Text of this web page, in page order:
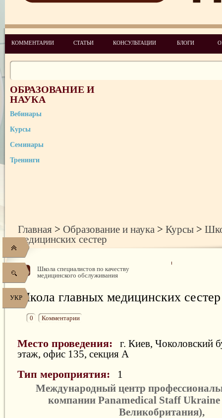
УКР
КОММЕНТАРИИ СТАТЬИ КОНСУЛЬТАЦИИ БЛОГИ
Школа администраторов медицинских (оздоровительных)
Школа специалистов по качеству медицинского обслуживания
Школа главных медицинских сестер
ОБРАЗОВАНИЕ И
НАУКА
Вебинары
Курсы
Семинары
Тренинги
Главная > Образование и наука > Курсы >
медицинских сестер
Школа специалистов по качеству
медицинского обслуживания
Школа главных медицинских сестер
0 Комментарии
Место проведения: г. Киев, Чоколовский
этаж, офис 135, секция А
Тип мероприятия: 1
Международный центр
компании Panamedical Staff
Великобритания),